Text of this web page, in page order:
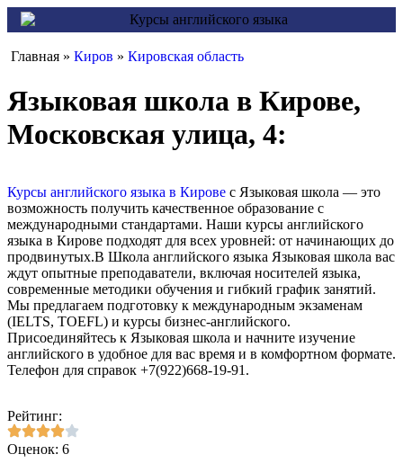
Главная » Киров » Кировская область
Языковая школа в Кирове,
Московская улица, 4:
Курсы английского языка в Кирове с Языковая школа — это
возможность получить качественное образование с
международными стандартами. Наши курсы английского
языка в Кирове подходят для всех уровней: от начинающих до
продвинутых.В Школа английского языка Языковая школа вас
ждут опытные преподаватели, включая носителей языка,
современные методики обучения и гибкий график занятий.
Мы предлагаем подготовку к международным экзаменам
(IELTS, TOEFL) и курсы бизнес-английского.
Присоединяйтесь к Языковая школа и начните изучение
английского в удобное для вас время и в комфортном формате.
Телефон для справок +7(922)668-19-91.
Рейтинг:
Оценок: 6